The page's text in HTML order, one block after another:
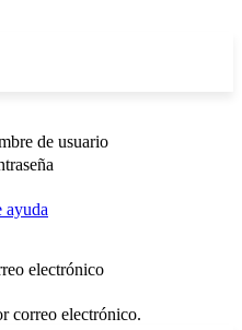
de usuario
ayuda
electrónico
correo electrónico.